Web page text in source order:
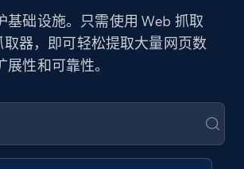
基础设施。只需使用 Web 抓取
取器，即可轻松提取大量网页数
性和可靠性。